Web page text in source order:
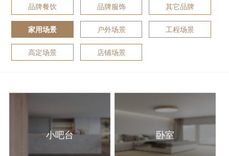
品牌餐饮 品牌服饰 其它品牌
家用场景 户外场景 工程场景
高定场景 店铺场景
小吧台 卧室